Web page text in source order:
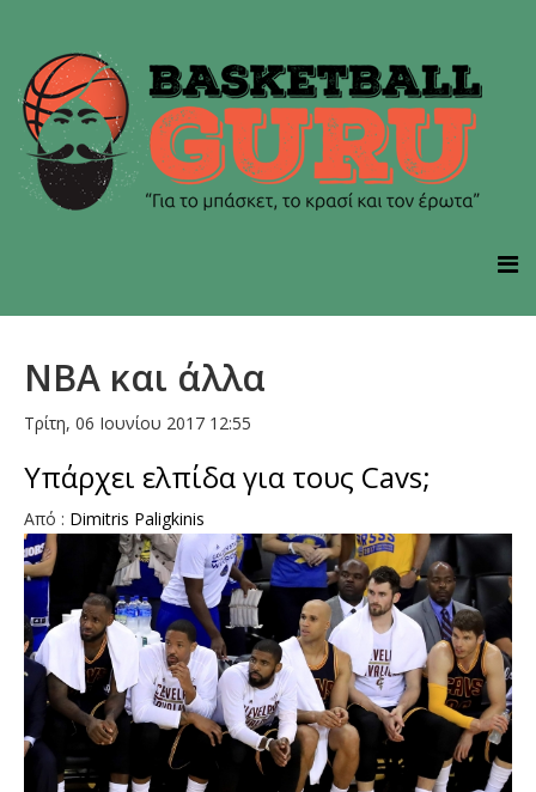
NBA και άλλα
Τρίτη, 06 Ιουνίου 2017 12:55
Yπάρχει ελπίδα για τους Cavs;
Από : Dimitris Paligkinis